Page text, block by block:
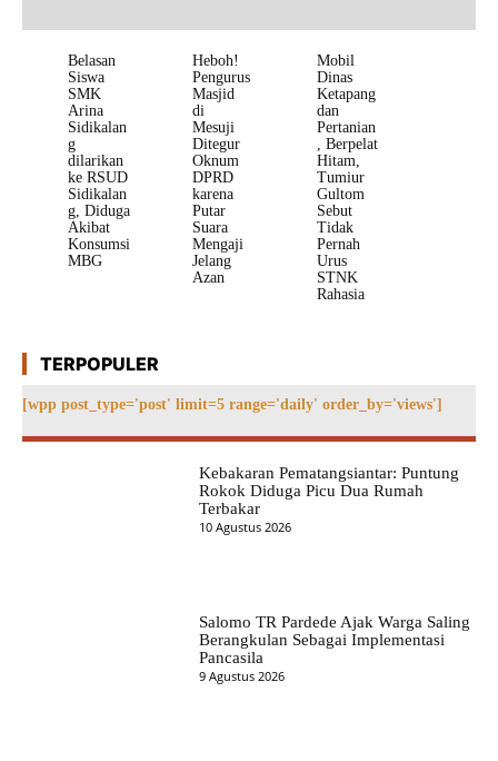
Belasan
Siswa
SMK
Arina
Sidikalan
g
dilarikan
ke RSUD
Sidikalan
g, Diduga
Akibat
Konsumsi
MBG
Heboh!
Pengurus
Masjid
di
Mesuji
Ditegur
Oknum
DPRD
karena
Putar
Suara
Mengaji
Jelang
Azan
Mobil
Dinas
Ketapang
dan
Pertanian
, Berpelat
Hitam,
Tumiur
Gultom
Sebut
Tidak
Pernah
Urus
STNK
Rahasia
TERPOPULER
[wpp post_type='post' limit=5 range='daily' order_by='views']
Kebakaran Pematangsiantar: Puntung
Rokok Diduga Picu Dua Rumah
Terbakar
10 Agustus 2026
Salomo TR Pardede Ajak Warga Saling
Berangkulan Sebagai Implementasi
Pancasila
9 Agustus 2026